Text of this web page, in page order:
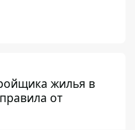
жилья в
от